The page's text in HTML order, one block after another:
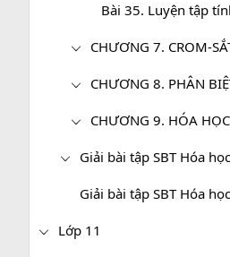
Lớp 11